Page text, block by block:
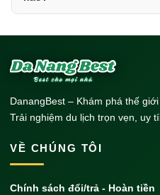
DanangBest – Khám phá thế
Trải nghiệm du lịch trọn vẹn, uy
VỀ CHÚNG TÔI
Chính sách đổi/trả - Hoàn tiền